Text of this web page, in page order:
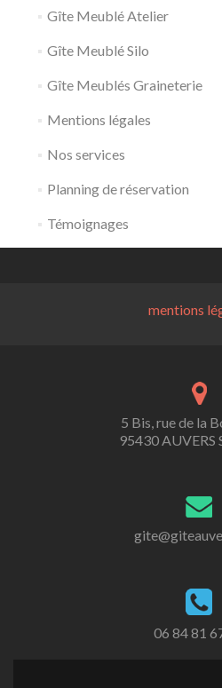
Gîte Meublé Atelier
Gîte Meublé Silo
Gîte Meublés Graineterie
Mentions légales
Nos services
Planning de réservation
Témoignages
mentions
5 Bis, rue de la
95430 AUVERS
06 84 81